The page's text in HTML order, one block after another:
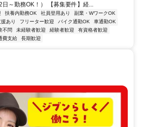
～勤務OK！） 【募集要件】経...
扶養内勤務OK 社員登用あり
副業・WワークOK
あり フリーター歓迎 バイク通勤OK
車通勤OK
不問 未経験者歓迎 経験者歓迎
有資格者歓迎
費支給 長期歓迎